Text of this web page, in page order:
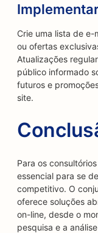
Crie uma lista de
ou ofertas
Atualizações
público informado
futuros e
site.
Para os
essencial para se
competitivo. O
oferece soluções
on-line, desde o
pesquisa e a